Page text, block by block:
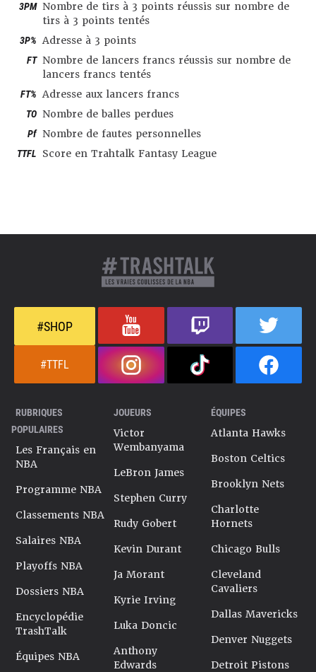
3PM Nombre de tirs à 3 points réussis sur nombre de
tirs à 3 points tentés
3P% Adresse à 3 points
FT Nombre de lancers francs réussis sur nombre de
lancers francs tentés
FT% Adresse aux lancers francs
TO Nombre de balles perdues
Pf Nombre de fautes personnelles
TTFL Score en Trahtalk Fantasy League
#SHOP
#TTFL
RUBRIQUES
POPULAIRES
Les Français en
NBA
Programme NBA
Classements NBA
Salaires NBA
Playoffs NBA
Dossiers NBA
Encyclopédie
TrashTalk
Équipes NBA
JOUEURS
Victor
Wembanyama
LeBron James
Stephen Curry
Rudy Gobert
Kevin Durant
Ja Morant
Kyrie Irving
Luka Doncic
Anthony
Edwards
ÉQUIPES
Atlanta Hawks
Boston Celtics
Brooklyn Nets
Charlotte
Hornets
Chicago Bulls
Cleveland
Cavaliers
Dallas Mavericks
Denver Nuggets
Detroit Pistons